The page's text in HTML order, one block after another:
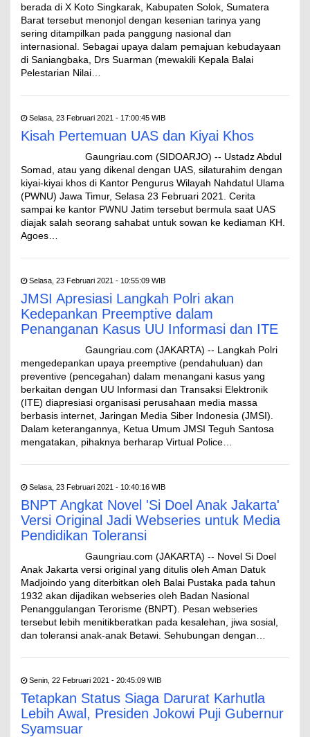
berada di X Koto Singkarak, Kabupaten Solok, Sumatera
Barat tersebut menonjol dengan kesenian tarinya yang
sering ditampilkan pada panggung nasional dan
internasional. Sebagai upaya dalam pemajuan kebudayaan
di Saniangbaka, Drs Suarman (mewakili Kepala Balai
Pelestarian Nilai…
Selasa, 23 Februari 2021 - 17:00:45 WIB
Kisah Pertemuan UAS dan Kiyai Khos
Gaungriau.com (SIDOARJO) -- Ustadz Abdul
Somad, atau yang dikenal dengan UAS, silaturahim dengan
kiyai-kiyai khos di Kantor Pengurus Wilayah Nahdatul Ulama
(PWNU) Jawa Timur, Selasa 23 Februari 2021. Cerita
sampai ke kantor PWNU Jatim tersebut bermula saat UAS
diajak salah seorang sahabat untuk sowan ke kediaman KH.
Agoes…
Selasa, 23 Februari 2021 - 10:55:09 WIB
JMSI Apresiasi Langkah Polri akan
Kedepankan Preemptive dalam
Penanganan Kasus UU Informasi dan ITE
Gaungriau.com (JAKARTA) -- Langkah Polri
mengedepankan upaya preemptive (pendahuluan) dan
preventive (pencegahan) dalam menangani kasus yang
berkaitan dengan UU Informasi dan Transaksi Elektronik
(ITE) diapresiasi organisasi perusahaan media massa
berbasis internet, Jaringan Media Siber Indonesia (JMSI).
Dalam keterangannya, Ketua Umum JMSI Teguh Santosa
mengatakan, pihaknya berharap Virtual Police…
Selasa, 23 Februari 2021 - 10:40:16 WIB
BNPT Angkat Novel 'Si Doel Anak Jakarta'
Versi Original Jadi Webseries untuk Media
Pendidikan Toleransi
Gaungriau.com (JAKARTA) -- Novel Si Doel
Anak Jakarta versi original yang ditulis oleh Aman Datuk
Madjoindo yang diterbitkan oleh Balai Pustaka pada tahun
1932 akan dijadikan webseries oleh Badan Nasional
Penanggulangan Terorisme (BNPT). Pesan webseries
tersebut lebih menitikberatkan pada kesalehan, jiwa sosial,
dan toleransi anak-anak Betawi. Sehubungan dengan…
Senin, 22 Februari 2021 - 20:45:09 WIB
Tetapkan Status Siaga Darurat Karhutla
Lebih Awal, Presiden Jokowi Puji Gubernur
Syamsuar